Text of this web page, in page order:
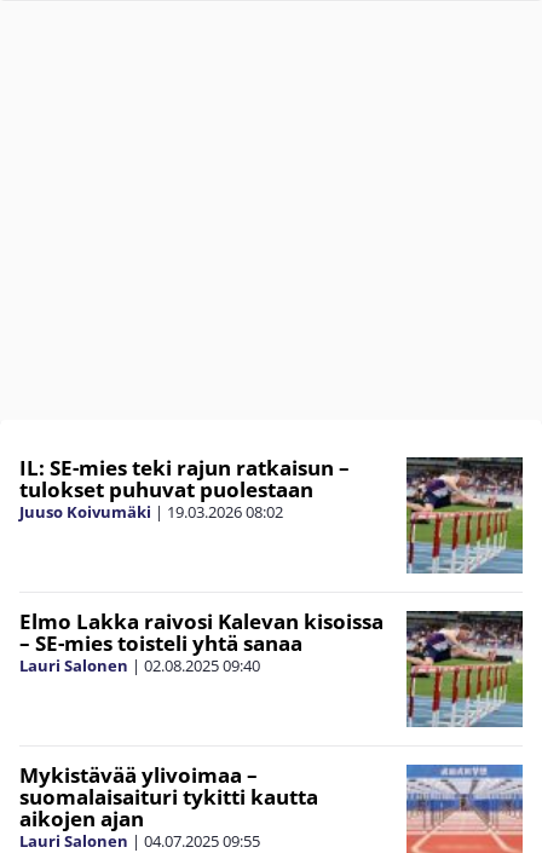
IL: SE-mies teki rajun ratkaisun –
tulokset puhuvat puolestaan
Juuso Koivumäki | 19.03.202608:02
Elmo Lakka raivosi Kalevan kisoissa
– SE-mies toisteli yhtä sanaa
Lauri Salonen | 02.08.202509:40
Mykistävää ylivoimaa –
suomalaisaituri tykitti kautta
aikojen ajan
Lauri Salonen | 04.07.202509:55